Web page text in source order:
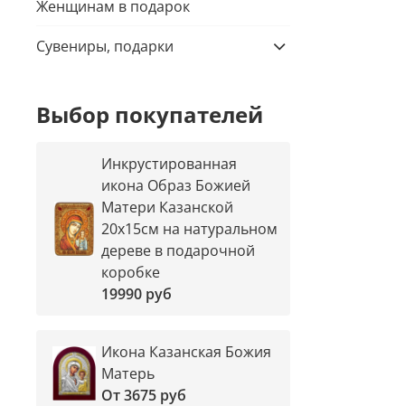
Женщинам в подарок
Сувениры, подарки
Выбор покупателей
Инкрустированная
икона Образ Божией
Матери Казанской
20х15см на натуральном
дереве в подарочной
коробке
19990 руб
Икона Казанская Божия
Матерь
От3675 руб